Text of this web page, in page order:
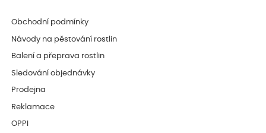
Obchodní podmínky
Návody na pěstování rostlin
Balení a přeprava rostlin
Sledování objednávky
Prodejna
Reklamace
OPPI